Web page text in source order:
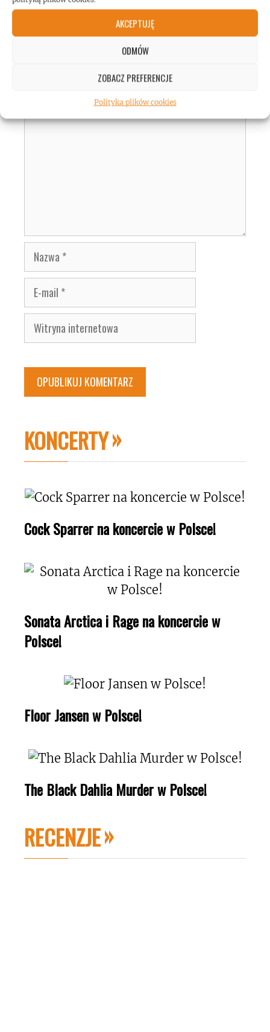
AKCEPTUJĘ
ODMÓW
ZOBACZ PREFERENCJE
Polityka plików cookies
DODAJ KOMENTARZ
Nazwa
E-
mail
Witryna
internetowa
KONCERTY
Cock Sparrer na koncercie w Polsce!
Sonata Arctica i Rage na koncercie w
Polsce!
Floor Jansen w Polsce!
The Black Dahlia Murder w Polsce!
RECENZJE